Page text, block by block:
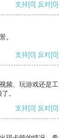
支持[0] 反对[0]
。
支持[0] 反对[0]
频、玩游戏还是工
。
支持[0] 反对[0]